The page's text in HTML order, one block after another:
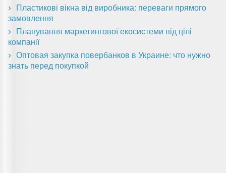
Пластикові вікна від виробника: переваги прямого
замовлення
Планування маркетингової екосистеми під цілі
компанії
Оптовая закупка повербанков в Украине: что нужно
знать перед покупкой